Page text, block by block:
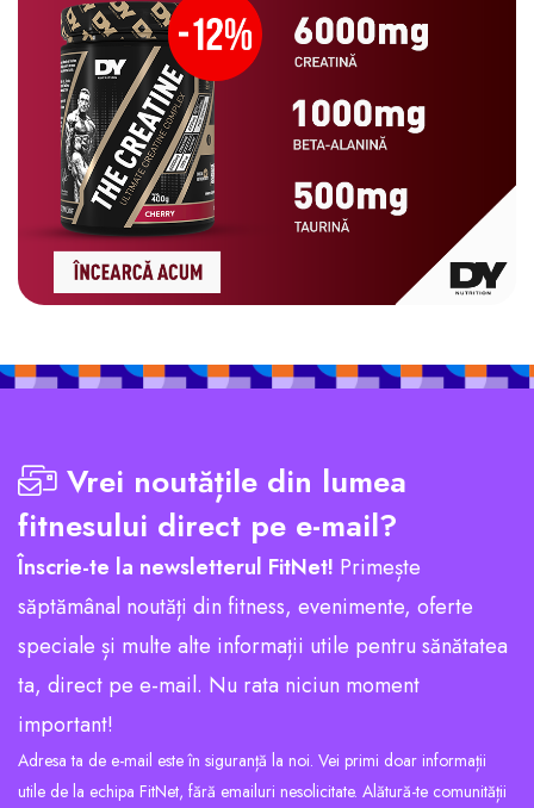
Vrei noutățile din lumea
fitnesului direct pe e-mail?
Înscrie-te la newsletterul FitNet! Primește
săptămânal noutăți din fitness, evenimente, oferte
speciale și multe alte informații utile pentru sănătatea
ta, direct pe e-mail. Nu rata niciun moment
important!
Adresa ta de e-mail este în siguranță la noi. Vei primi doar informații
utile de la echipa FitNet, fără emailuri nesolicitate. Alătură-te comunității